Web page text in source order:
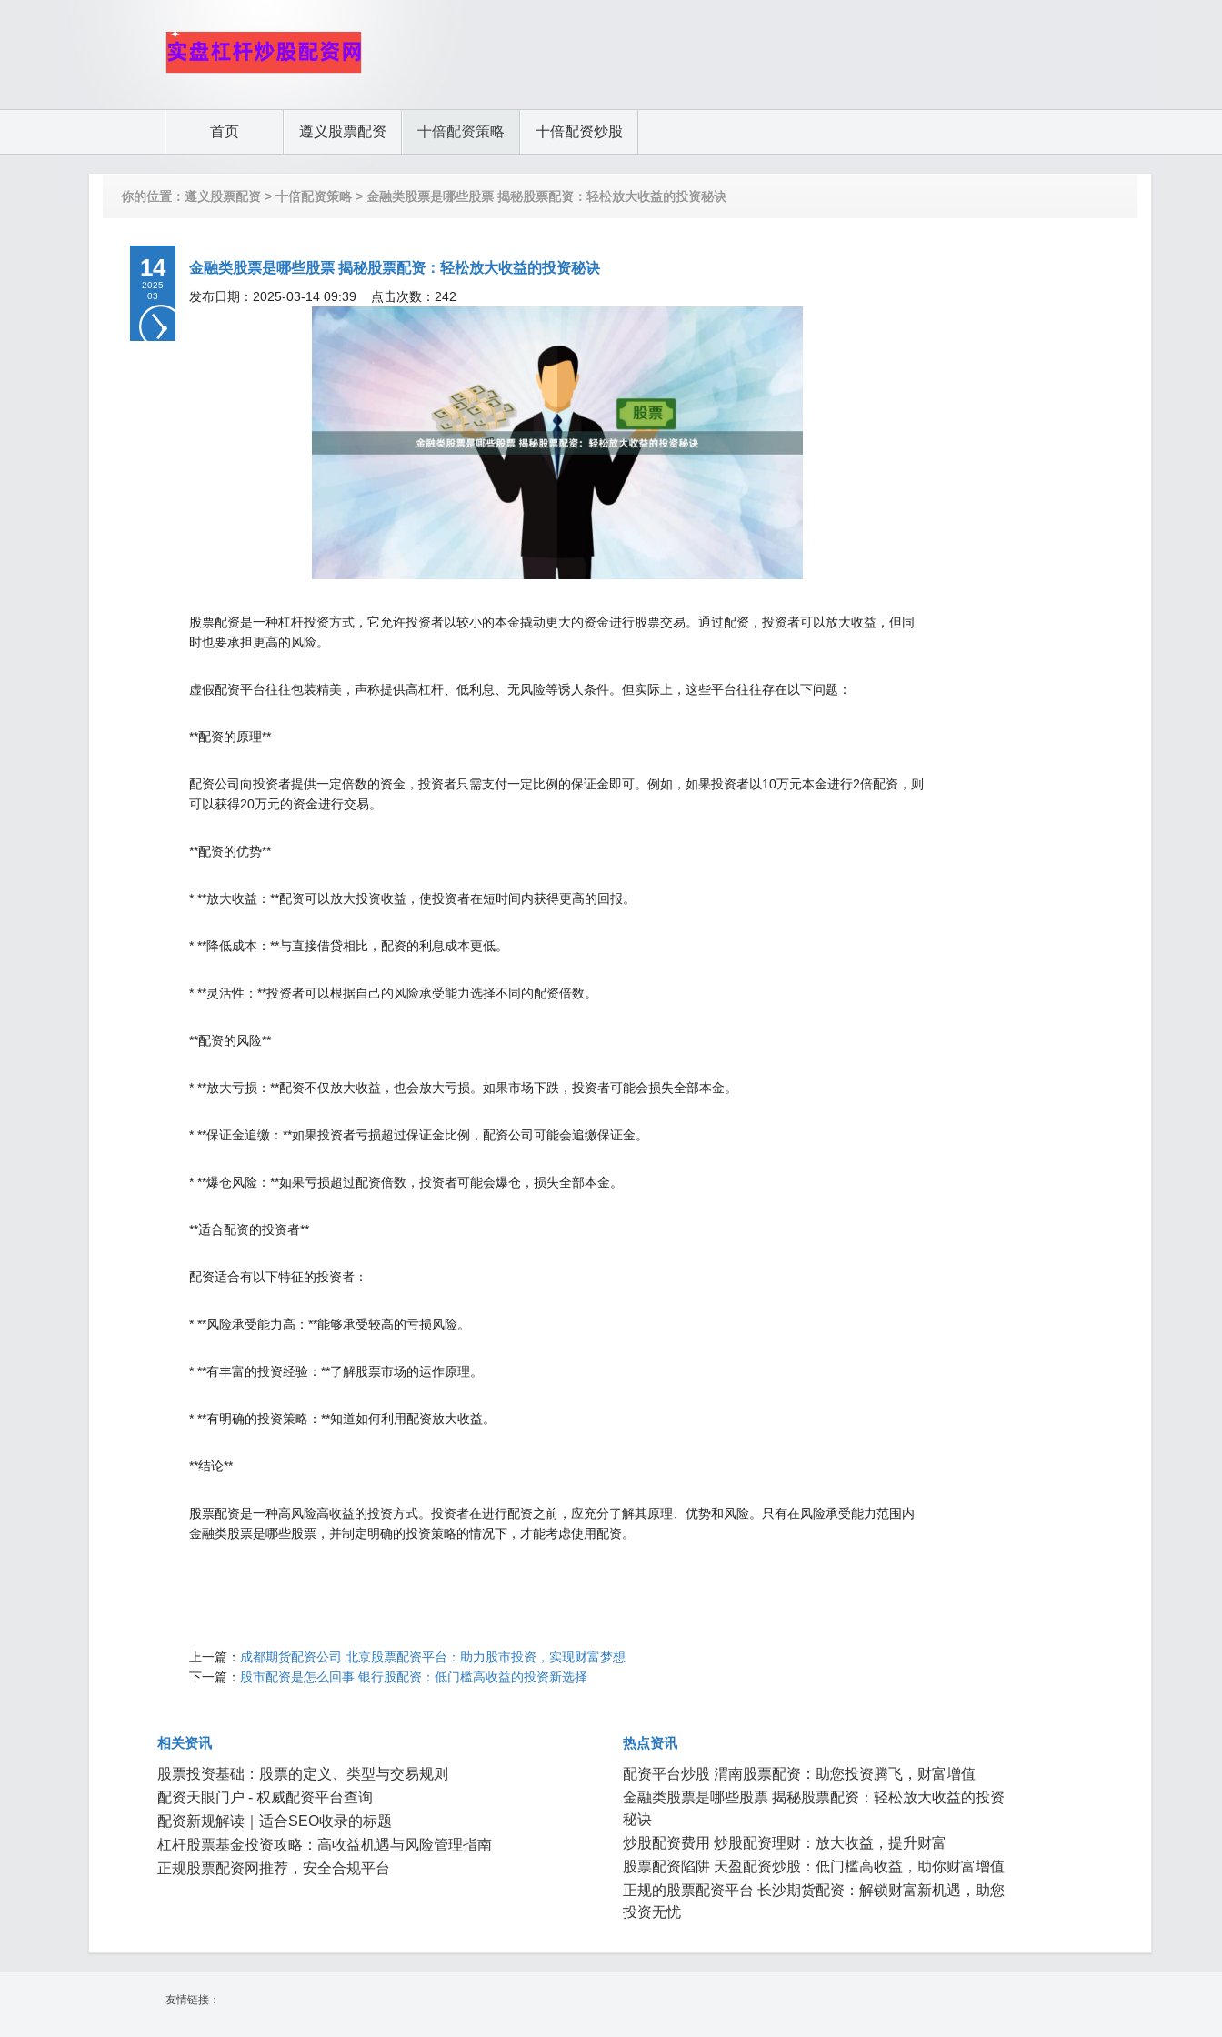
首页 遵义股票配资 十倍配资策略 十倍配资炒股
你的位置： 遵义股票配资 > 十倍配资策略 > 金融类股票是哪些股票 揭秘股票配资：轻松放大收益的投资秘诀
14
2025
03
金融类股票是哪些股票 揭秘股票配资：轻松放大收益的投资秘诀
发布日期：2025-03-14 09:39 点击次数：242
股票配资是一种杠杆投资方式，它允许投资者以较小的本金撬动更大的资金进行股票交易。通过配资，投资者可以放大收益，但同
时也要承担更高的风险。
虚假配资平台往往包装精美，声称提供高杠杆、低利息、无风险等诱人条件。但实际上，这些平台往往存在以下问题：
**配资的原理**
配资公司向投资者提供一定倍数的资金，投资者只需支付一定比例的保证金即可。例如，如果投资者以10万元本金进行2倍配资，则
可以获得20万元的资金进行交易。
**配资的优势**
* **放大收益：**配资可以放大投资收益，使投资者在短时间内获得更高的回报。
* **降低成本：**与直接借贷相比，配资的利息成本更低。
* **灵活性：**投资者可以根据自己的风险承受能力选择不同的配资倍数。
**配资的风险**
* **放大亏损：**配资不仅放大收益，也会放大亏损。如果市场下跌，投资者可能会损失全部本金。
* **保证金追缴：**如果投资者亏损超过保证金比例，配资公司可能会追缴保证金。
* **爆仓风险：**如果亏损超过配资倍数，投资者可能会爆仓，损失全部本金。
**适合配资的投资者**
配资适合有以下特征的投资者：
* **风险承受能力高：**能够承受较高的亏损风险。
* **有丰富的投资经验：**了解股票市场的运作原理。
* **有明确的投资策略：**知道如何利用配资放大收益。
**结论**
股票配资是一种高风险高收益的投资方式。投资者在进行配资之前，应充分了解其原理、优势和风险。只有在风险承受能力范围内
金融类股票是哪些股票，并制定明确的投资策略的情况下，才能考虑使用配资。
上一篇： 成都期货配资公司 北京股票配资平台：助力股市投资，实现财富梦想
下一篇： 股市配资是怎么回事 银行股配资：低门槛高收益的投资新选择
相关资讯
股票投资基础：股票的定义、类型与交易规则
配资天眼门户 - 权威配资平台查询
配资新规解读｜适合SEO收录的标题
杠杆股票基金投资攻略：高收益机遇与风险管理指南
正规股票配资网推荐，安全合规平台
热点资讯
配资平台炒股 渭南股票配资：助您投资腾飞，财富增值
金融类股票是哪些股票 揭秘股票配资：轻松放大收益的投资
秘诀
炒股配资费用 炒股配资理财：放大收益，提升财富
股票配资陷阱 天盈配资炒股：低门槛高收益，助你财富增值
正规的股票配资平台 长沙期货配资：解锁财富新机遇，助您
投资无忧
友情链接：